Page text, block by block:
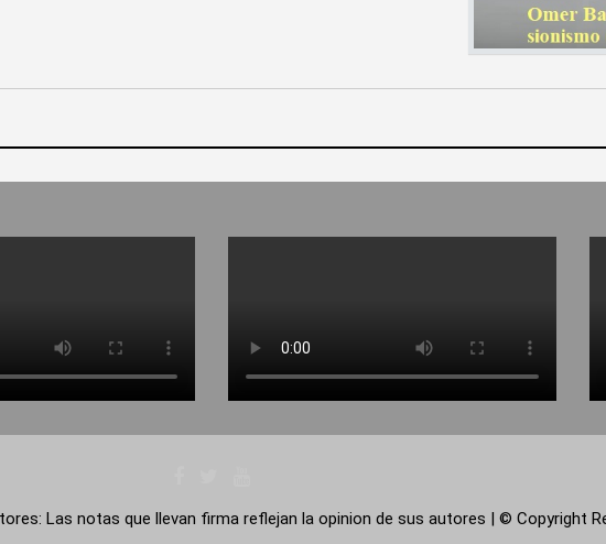
Las notas que llevan firma reflejan la opinion de sus autores | © Copyright